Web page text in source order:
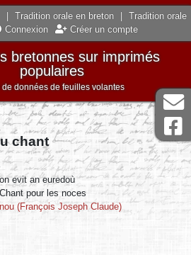
Tradition orale en breton
Tradition orale
Connexion Créer un compte
bretonnes sur imprimés
populaires
de données de feuilles volantes
chant
evit an euredoù
Chant pour les noces
(François Joseph Claude)